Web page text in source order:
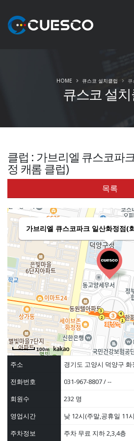
큐스코 설
HOME 큐스코 설치클럽 큐
클럽 : 가브리엘 큐스코파
정 캐롬 클럽)
목록
가브리엘 큐스코파크 일산화정점(
100m
주소
경기도 고양시 덕양구
전화번호
031-967-8807 / --
회원수
232 명
영업시간
낮 12시(주말,공휴일 11
주차정보
주차 무료 지하 2,3,4층